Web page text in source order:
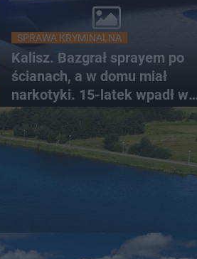
SPRAWA KRYMINALNA
Kalisz. Bazgrał sprayem po
ścianach, a w domu miał
narkotyki. 15-latek wpadł w
ręce policjantów